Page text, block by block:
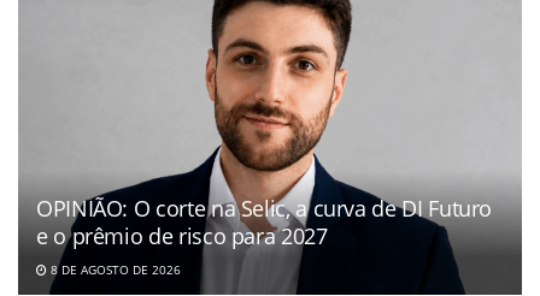
OPINIÃO: O corte na Selic, a curva de DI Futuro
e o prêmio de risco para 2027
8 DE AGOSTO DE 2026